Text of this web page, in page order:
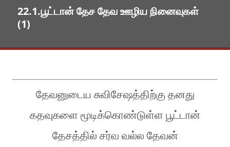
22.1.பூட்டான் தேச தேவ ஊழிய நினைவுகள்
(1)
தேவனுடைய சுவிசேஷத்திற்கு தனது
கதவுகளை மூடிக்கொண்டுள்ள பூட்டான்
தேசத்தில் சர்வ வல்ல தேவன்